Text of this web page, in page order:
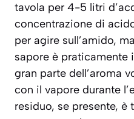
tavola per 4-5 litri
concentrazione di
per agire sull’amido,
sapore è praticamente
gran parte dell’aroma
con il vapore durante
residuo, se presente, è